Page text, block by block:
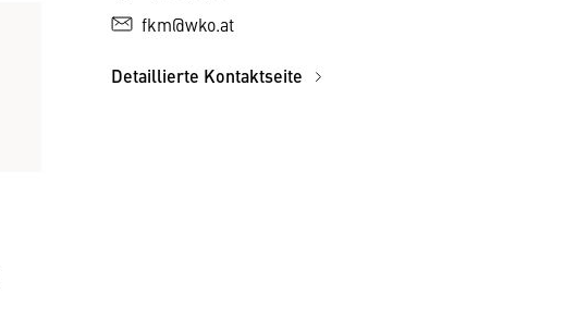
fkm@wko.at
Detaillierte Kontaktseite